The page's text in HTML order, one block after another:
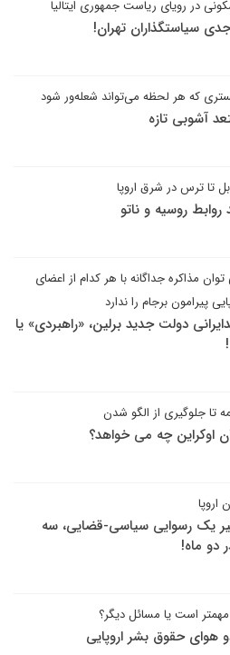
در رویای ریاست جمهوری ایتالیا
سیاستگذاران تهران!
که هر لحظه می‌تواند شعله‌ور شود
آشوبی تازه
تا ترس در شرق اروپا
روسیه و ناتو
مذاکره جداگانه با هر کدام از اعضای
پیرامون برجام را ندارد
دولت جدید برلین، «راهبردی» یا
تا جلوگیری از الگو شدن
اوکراین چه می خواهد؟
اروپا
یک رسوایی سیاسی-قضایی، سه
دو ماه!
است یا مسائل دیگر؟
هوای حقوق بشر اروپایی